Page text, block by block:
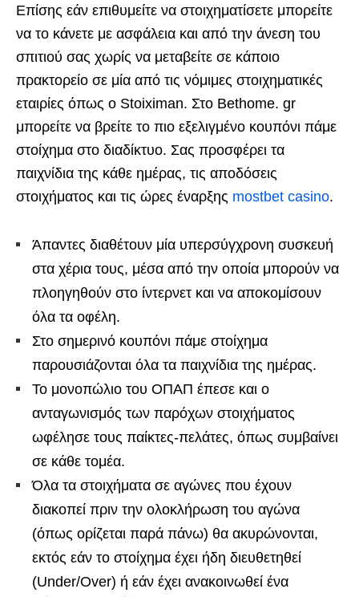
Επίσης εάν επιθυμείτε να στοιχηματίσετε μπορείτε
να το κάνετε με ασφάλεια και από την άνεση του
σπιτιού σας χωρίς να μεταβείτε σε κάποιο
πρακτορείο σε μία από τις νόμιμες στοιχηματικές
εταιρίες όπως ο Stoiximan. Στο Bethome. gr
μπορείτε να βρείτε το πιο εξελιγμένο κουπόνι πάμε
στοίχημα στο διαδίκτυο. Σας προσφέρει τα
παιχνίδια της κάθε ημέρας, τις αποδόσεις
στοιχήματος και τις ώρες έναρξης mostbet casino.
Άπαντες διαθέτουν μία υπερσύγχρονη συσκευή
στα χέρια τους, μέσα από την οποία μπορούν να
πλοηγηθούν στο ίντερνετ και να αποκομίσουν
όλα τα οφέλη.
Στο σημερινό κουπόνι πάμε στοίχημα
παρουσιάζονται όλα τα παιχνίδια της ημέρας.
Το μονοπώλιο του ΟΠΑΠ έπεσε και ο
ανταγωνισμός των παρόχων στοιχήματος
ωφέλησε τους παίκτες-πελάτες, όπως συμβαίνει
σε κάθε τομέα.
Όλα τα στοιχήματα σε αγώνες που έχουν
διακοπεί πριν την ολοκλήρωση του αγώνα
(όπως ορίζεται παρά πάνω) θα ακυρώνονται,
εκτός εάν το στοίχημα έχει ήδη διευθετηθεί
(Under/Over) ή εάν έχει ανακοινωθεί ένα